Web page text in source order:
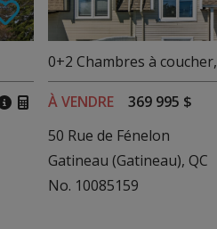
0+2 Chambres à coucher,
À VENDRE
369 995 $
50 Rue de Fénelon
Gatineau (Gatineau), QC
No. 10085159